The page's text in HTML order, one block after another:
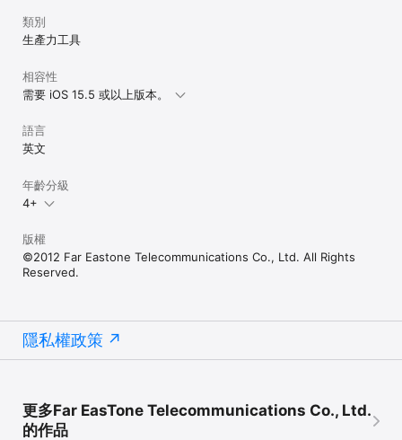
類別
生產力工具
相容性
需要 iOS 15.5 或以上版本。
語言
英文
年齡分級
4+
版權
©2012 Far Eastone Telecommunications Co., Ltd. All Rights
Reserved.
隱私權政策
更多Far EasTone Telecommunications Co., Ltd.
的作品